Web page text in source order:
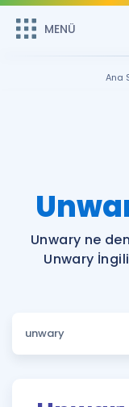
MENÜ
Remzi Hoca ile
MENÜ
Katılımcı
Faydalı
Sözlük
Hakkımızda
Ana
Unwary ne
Unwary